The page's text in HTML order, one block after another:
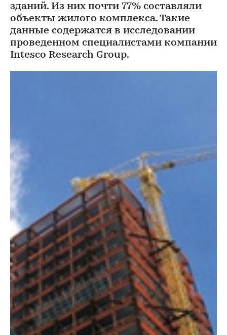
зданий. Из них почти 77% составляли
объекты жилого комплекса. Такие
данные содержатся в исследовании
проведенном специалистами компании
Intesco Research Group.